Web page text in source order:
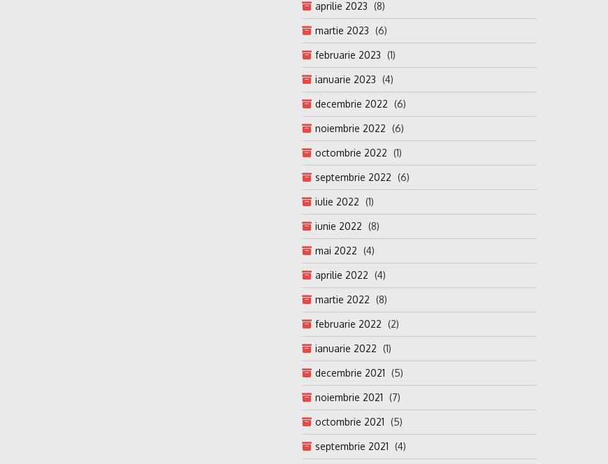
aprilie 2023 (8)
martie 2023 (6)
februarie 2023 (1)
ianuarie 2023 (4)
decembrie 2022 (6)
noiembrie 2022 (6)
octombrie 2022 (1)
septembrie 2022 (6)
iulie 2022 (1)
iunie 2022 (8)
mai 2022 (4)
aprilie 2022 (4)
martie 2022 (8)
februarie 2022 (2)
ianuarie 2022 (1)
decembrie 2021 (5)
noiembrie 2021 (7)
octombrie 2021 (5)
septembrie 2021 (4)